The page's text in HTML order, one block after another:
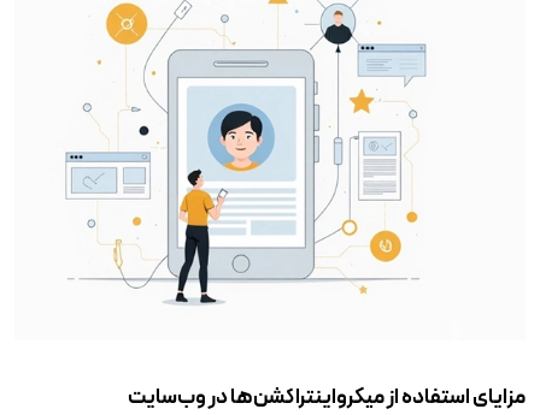
مزایای استفاده از میکرواینتراکشن‌ها در وب‌سایت